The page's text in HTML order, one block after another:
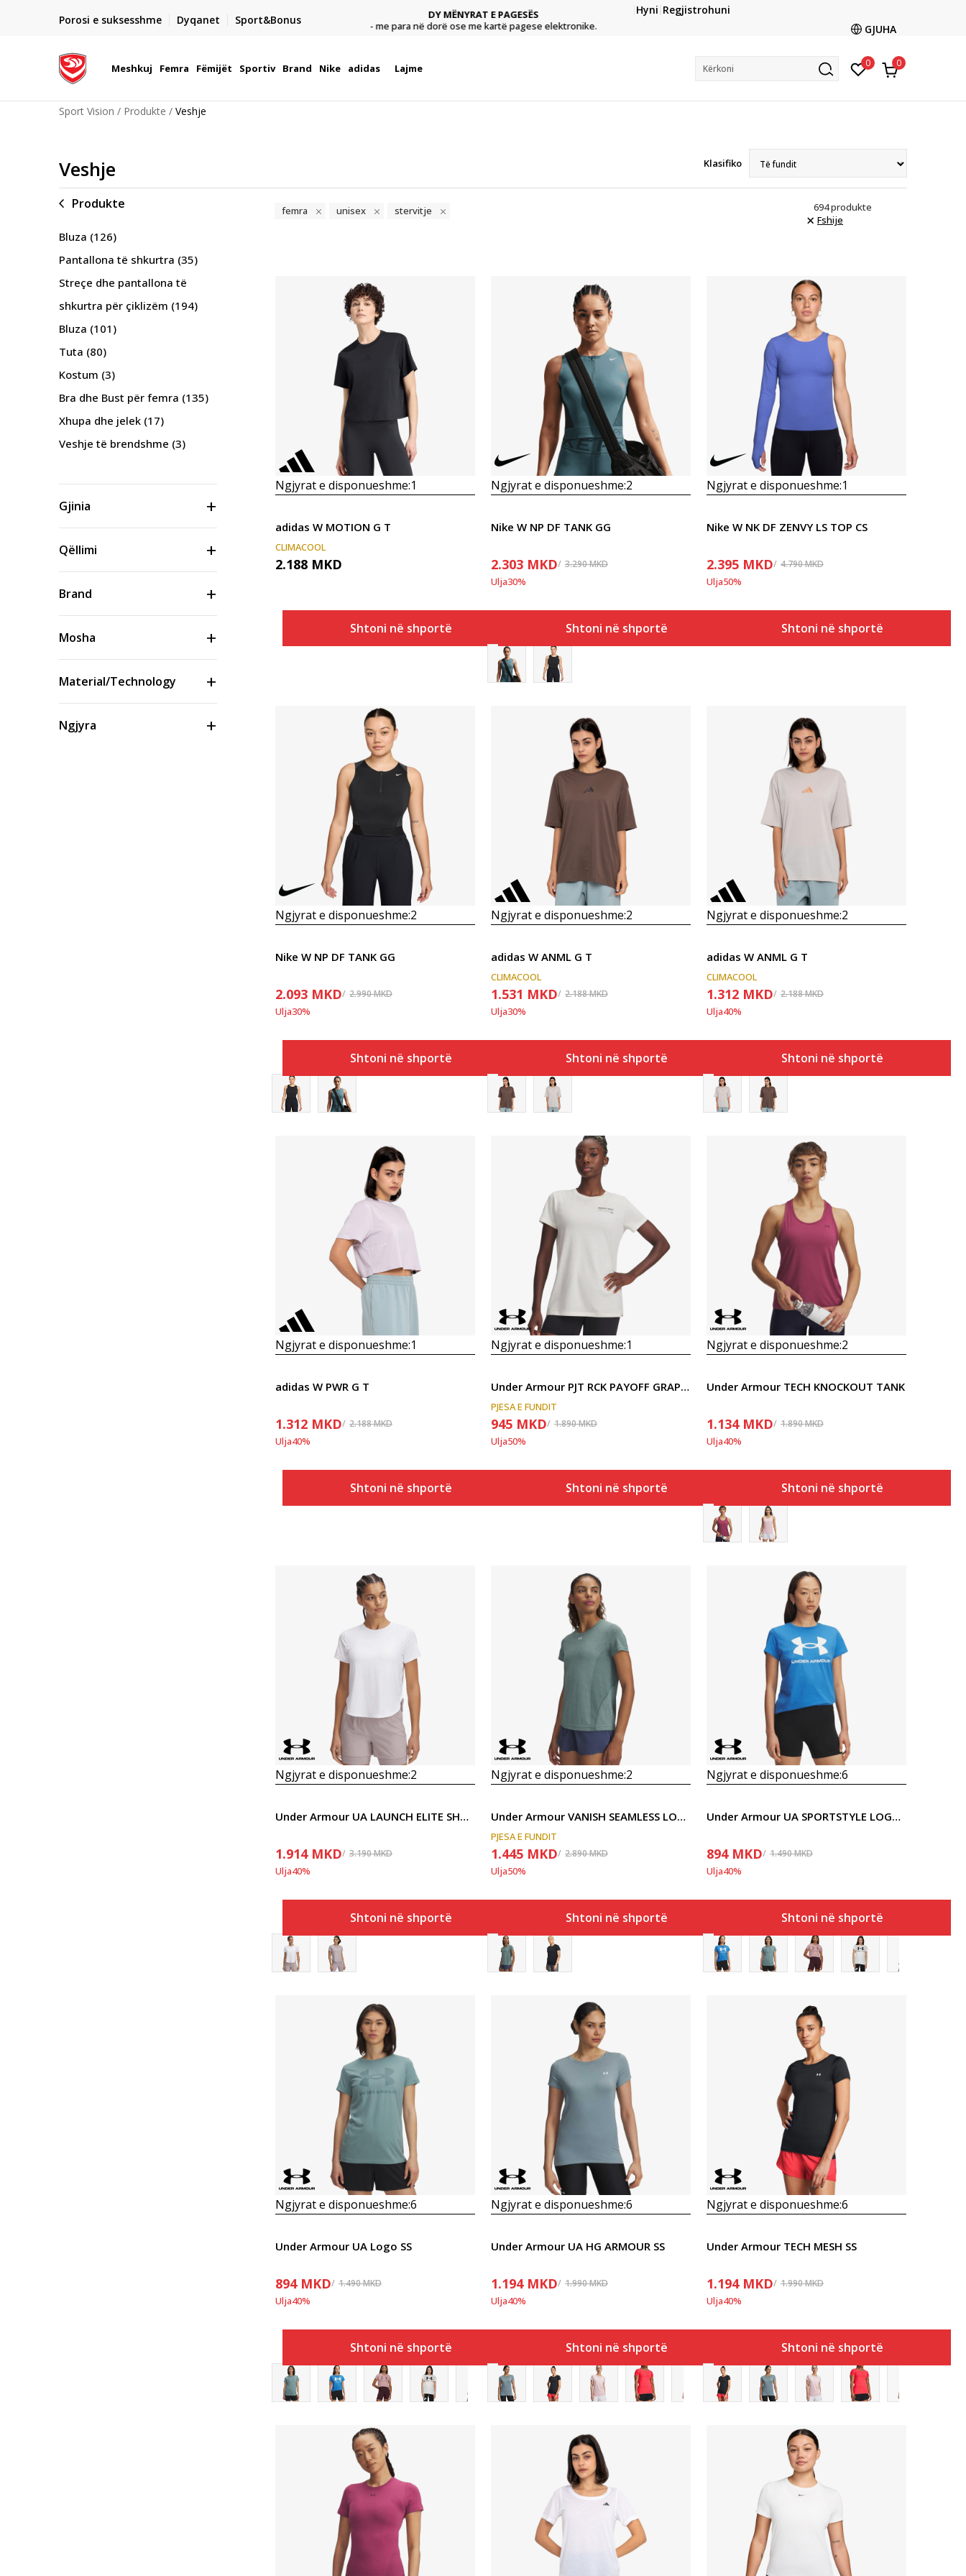
Porosi e suksesshme Dyqanet Sport&Bonus
- për të gjitha porositë me para në dorë ose me kartë pagese
DY MËNYRAT E PAGESËS
- me para në dorë ose me kartë pagese elektronike.
CLICK & COLLECT
Paguani me kartë online dhe bëni tërheqjen në dyqanin që ju
Hyni Regjistrohuni
GJUHA
Meshkuj Femra Fëmijët Sportiv Brand Nike adidas Lajme Kërkoni 0 0
Sport Vision Produkte Veshje
Veshje Klasifiko
Produkte
Bluza (126)
Pantallona të shkurtra (35)
Streçe dhe pantallona të
shkurtra për çiklizëm (194)
Bluza (101)
Tuta (80)
Kostum (3)
Bra dhe Bust për femra (135)
Xhupa dhe jelek (17)
Veshje të brendshme (3)
Gjinia
Qëllimi
Brand
Mosha
Material/Technology
Ngjyra
femra unisex stervitje 694produkte
Fshije
Krahasoni
Ngjyrat e disponueshme:1
adidas W MOTION G T
CLIMACOOL
2.188 MKD
Shtoni në shportë
Krahasoni
Ngjyrat e disponueshme:2
Nike W NP DF TANK GG
2.303 MKD 3.290MKD
Ulja30%
Shtoni në shportë
Krahasoni
Ngjyrat e disponueshme:1
Nike W NK DF ZENVY LS TOP CS
2.395 MKD 4.790MKD
Ulja50%
Shtoni në shportë
Krahasoni
Ngjyrat e disponueshme:2
Nike W NP DF TANK GG
2.093 MKD 2.990MKD
Ulja30%
Shtoni në shportë
Krahasoni
Ngjyrat e disponueshme:2
adidas W ANML G T
CLIMACOOL
1.531 MKD 2.188MKD
Ulja30%
Shtoni në shportë
Krahasoni
Ngjyrat e disponueshme:2
adidas W ANML G T
CLIMACOOL
1.312 MKD 2.188MKD
Ulja40%
Shtoni në shportë
Krahasoni
Ngjyrat e disponueshme:1
adidas W PWR G T
1.312 MKD 2.188MKD
Ulja40%
Shtoni në shportë
Krahasoni
Ngjyrat e disponueshme:1
Under Armour PJT RCK PAYOFF GRAPHIC SS 2
PJESA E FUNDIT
945 MKD 1.890MKD
Ulja50%
Shtoni në shportë
Krahasoni
Ngjyrat e disponueshme:2
Under Armour TECH KNOCKOUT TANK
1.134 MKD 1.890MKD
Ulja40%
Shtoni në shportë
Krahasoni
Ngjyrat e disponueshme:2
Under Armour UA LAUNCH ELITE SHORTSLEEVE
1.914 MKD 3.190MKD
Ulja40%
Shtoni në shportë
Krahasoni
Ngjyrat e disponueshme:2
Under Armour VANISH SEAMLESS LOOSE SS
PJESA E FUNDIT
1.445 MKD 2.890MKD
Ulja50%
Shtoni në shportë
Krahasoni
Ngjyrat e disponueshme:6
Under Armour UA SPORTSTYLE LOGO SS
894 MKD 1.490MKD
Ulja40%
Shtoni në shportë
Krahasoni
Ngjyrat e disponueshme:6
Under Armour UA Logo SS
894 MKD 1.490MKD
Ulja40%
Shtoni në shportë
Krahasoni
Ngjyrat e disponueshme:6
Under Armour UA HG ARMOUR SS
1.194 MKD 1.990MKD
Ulja40%
Shtoni në shportë
Krahasoni
Ngjyrat e disponueshme:6
Under Armour TECH MESH SS
1.194 MKD 1.990MKD
Ulja40%
Shtoni në shportë
Krahasoni Krahasoni Krahasoni